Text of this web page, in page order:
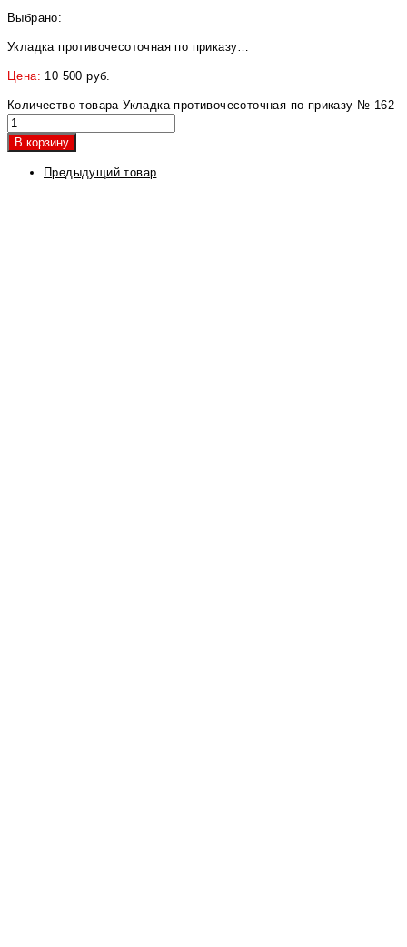
Выбрано:
Укладка противочесоточная по приказу…
Цена: 10 500 руб.
Количество товара Укладка противочесоточная по приказу № 162
В корзину
Предыдущий товар